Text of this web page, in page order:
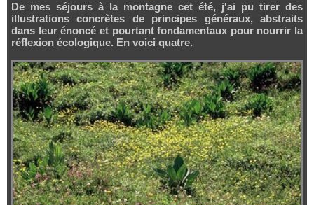
De mes séjours à la montagne cet été, j'ai pu tirer des
illustrations concrètes de principes généraux, abstraits
dans leur énoncé et pourtant fondamentaux pour nourrir la
réflexion écologique. En voici quatre.